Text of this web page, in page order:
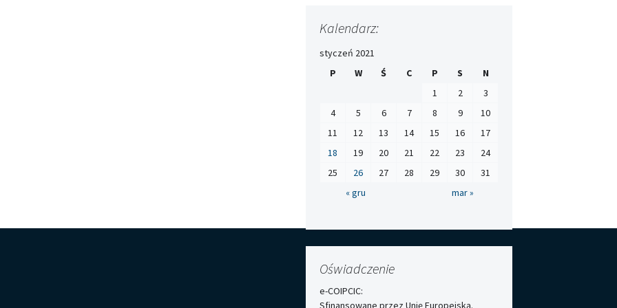
Kalendarz:
styczeń 2021
P
W Ś C P S
N
1
2
3
4
5 6 7 8 9
10
11
12 13 14 15 16
17
18
19 20 21 22 23
24
25
26 27 28 29 30
31
« gru
mar »
Oświadczenie
e-COIPCIC:
Sfinansowane przez Unię Europejską.